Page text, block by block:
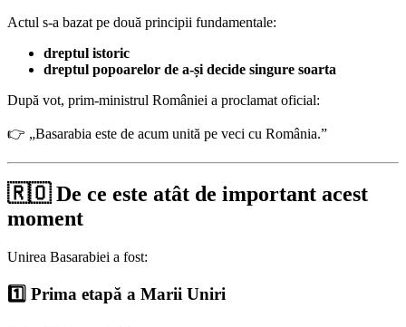
Actul s-a bazat pe două principii fundamentale:
dreptul istoric
dreptul popoarelor de a-și decide singure soarta
După vot, prim-ministrul României a proclamat oficial:
👉 „Basarabia este de acum unită pe veci cu România.”
🇷🇴 De ce este atât de important acest
moment
Unirea Basarabiei a fost:
1️⃣ Prima etapă a Marii Uniri